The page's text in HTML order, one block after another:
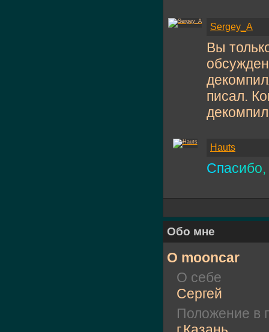
Sergey_A
Вы
писал.
Hauts
Спасибо,
Обо мне
О mooncar
О себе
Сергей
Положение в